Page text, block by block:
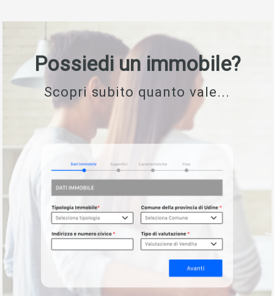
Possiedi un immobile?
Scopri subito quanto vale...